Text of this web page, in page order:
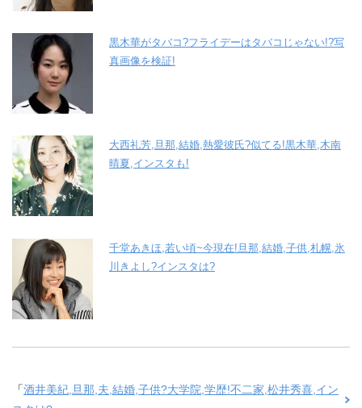
黒木華がタバコ?フライデーはタバコじゃない!?写
真画像を検証!
大西礼芳,旦那,結婚,熱愛彼氏?似てる!黒木華,木南
晴夏,インスタも!
千堂あきほ,若い頃~今現在!旦那,結婚,子供,札幌,氷
川きよし?インスタは?
「酒井美紀,旦那,夫,結婚,子供?大学院,学歴!不二家,松井秀喜,イン